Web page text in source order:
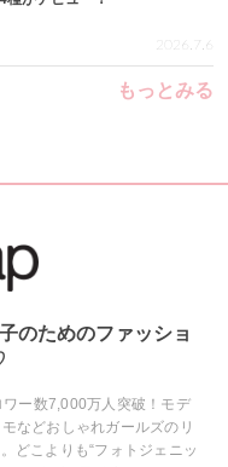
2026.7.6
もっとみる
のためのファッショ
ー数7,000万人突破！モデ
などおしゃれガールズのリ
どこよりも“フォトジェニッ